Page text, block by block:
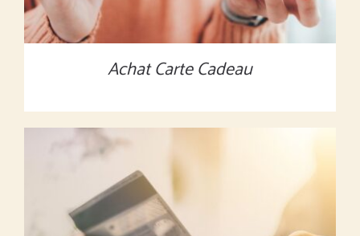
Achat Carte Cadeau